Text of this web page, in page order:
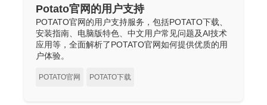
Potato官网的用户支持
POTATO官网的用户支持服务，包括POTATO下载、
安装指南、电脑版特色、中文用户常见问题及AI技术
应用等，全面解析了POTATO官网如何提供优质的用
户体验。
POTATO官网 POTATO下载